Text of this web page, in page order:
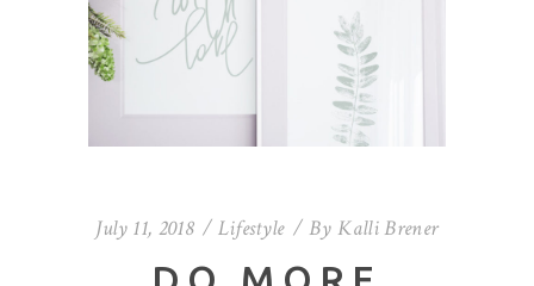
July 11, 2018 Lifestyle By Kalli Brener